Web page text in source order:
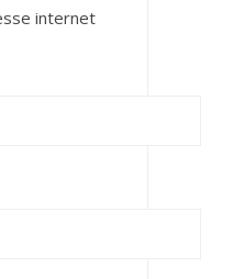
internet